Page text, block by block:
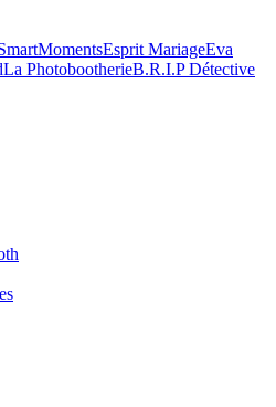
Esprit MariageEva
La PhotobootherieB.R.I.P Détective